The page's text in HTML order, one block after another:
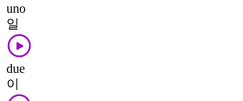
uno
일
due
이